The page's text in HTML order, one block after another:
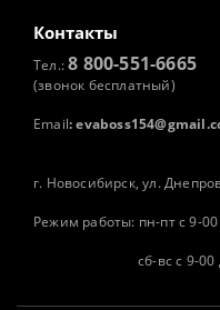
Контакты
Тел.:8 800-551-6665
(звонок бесплатный)
Email:
г. Новосибирск, ул.
Режим работы: пн-пт с 9-
сб-вс с 9-00